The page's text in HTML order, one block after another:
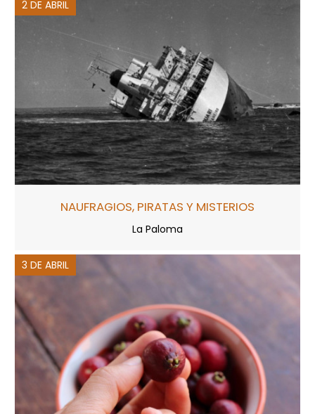
2 DE ABRIL
NAUFRAGIOS, PIRATAS Y MISTERIOS
La Paloma
3 DE ABRIL